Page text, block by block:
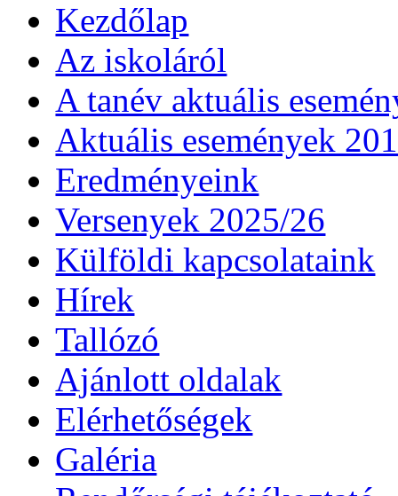
Kezdőlap
Az iskoláról
A tanév aktuális
Aktuális események
Eredményeink
Versenyek 2025/26
Külföldi kapcsolataink
Hírek
Tallózó
Ajánlott oldalak
Elérhetőségek
Galéria